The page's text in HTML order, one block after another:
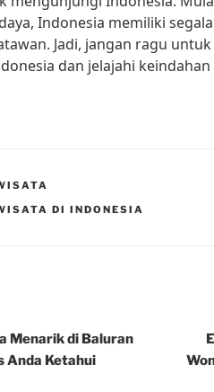
Indonesia memiliki
Jadi, jangan ragu
dan jelajahi
DI INDONESIA
Menarik di Baluran
Anda Ketahui